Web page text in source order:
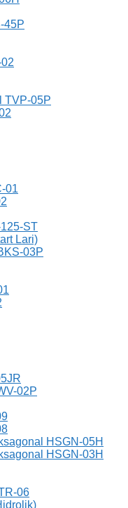
45P
TVP-05P
01
ST
Lari)
03P
02P
HSGN-05H
HSGN-03H
06